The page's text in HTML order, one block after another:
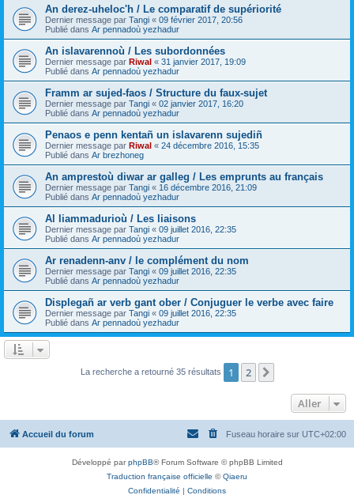
An derez-uheloc'h / Le comparatif de supériorité
Dernier message par Tangi « 09 février 2017, 20:56
Publié dans Ar pennadoù yezhadur
An islavarennoù / Les subordonnées
Dernier message par Riwal « 31 janvier 2017, 19:09
Publié dans Ar pennadoù yezhadur
Framm ar sujed-faos / Structure du faux-sujet
Dernier message par Tangi « 02 janvier 2017, 16:20
Publié dans Ar pennadoù yezhadur
Penaos e penn kentañ un islavarenn sujediñ
Dernier message par Riwal « 24 décembre 2016, 15:35
Publié dans Ar brezhoneg
An amprestoù diwar ar galleg / Les emprunts au français
Dernier message par Tangi « 16 décembre 2016, 21:09
Publié dans Ar pennadoù yezhadur
Al liammadurioù / Les liaisons
Dernier message par Tangi « 09 juillet 2016, 22:35
Publié dans Ar pennadoù yezhadur
Ar renadenn-anv / le complément du nom
Dernier message par Tangi « 09 juillet 2016, 22:35
Publié dans Ar pennadoù yezhadur
Displegañ ar verb gant ober / Conjuguer le verbe avec faire
Dernier message par Tangi « 09 juillet 2016, 22:35
Publié dans Ar pennadoù yezhadur
La recherche a retourné 35 résultats 1 2
Aller
Accueil du forum Fuseau horaire sur UTC+02:00
Développé parphpBB® Forum Software © phpBB Limited
Traduction française officielle ©Qiaeru
Confidentialité | Conditions